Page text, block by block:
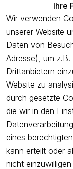
Ihre
Wir verwenden
unserer Website
Daten von
Adresse), um
Drittanbietern
Website zu
durch gesetzte
die wir in den
eines
kann erteilt oder
nicht
Service
Unternehmen
Freue dich über